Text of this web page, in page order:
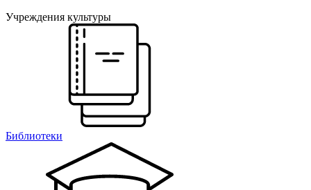
Учреждения культуры
Библиотеки